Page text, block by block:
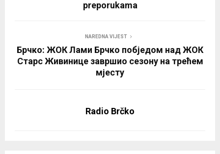
preporukama
NAREDNA VIJEST
Брчко: ЖОК Лами Брчко побједом над ЖОК
Старс Живинице завршио сезону на трећем
мјесту
Radio Brčko